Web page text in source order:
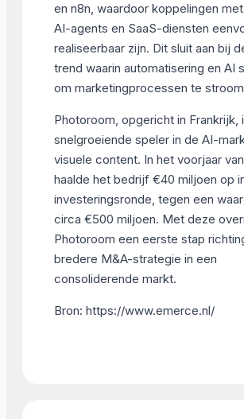
en n8n, waardoor koppelingen
AI-agents en SaaS-diensten
realiseerbaar zijn. Dit sluit aan bij
trend waarin automatisering en AI
om marketingprocessen te
Photoroom, opgericht in Frankrijk,
snelgroeiende speler in de AI-
visuele content. In het voorjaar
haalde het bedrijf €40 miljoen op
investeringsronde, tegen een
circa €500 miljoen. Met deze
Photoroom een eerste stap
bredere M&A-strategie in een
consoliderende markt.
Bron: https://www.emerce.nl/